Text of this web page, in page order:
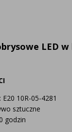
LED
10R-05-4281
sztuczne
godzin